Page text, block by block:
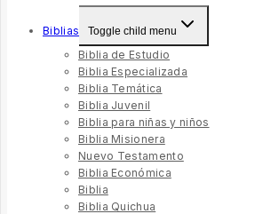
Biblias Toggle child menu
Biblia de Estudio
Biblia Especializada
Biblia Temática
Biblia Juvenil
Biblia para niñas y niños
Biblia Misionera
Nuevo Testamento
Biblia Económica
Biblia
Biblia Quichua